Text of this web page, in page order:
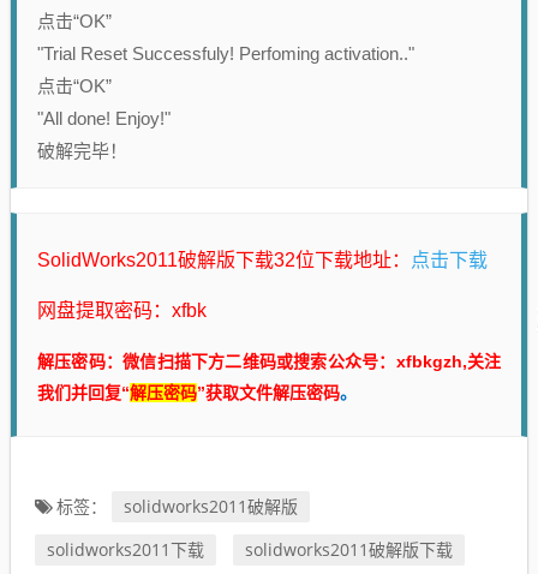
点击“OK”
"Trial Reset Successfuly! Perfoming activation.."
点击“OK”
"All done! Enjoy!"
破解完毕！
SolidWorks2011破解版下载32位下载地址： 点击下载
网盘提取密码：xfbk
解压密码：微信扫描下方二维码或搜索公众号：xfbkgzh,关注
我们并回复“解压密码”获取文件解压密码。
标签：
solidworks2011破解版
solidworks2011下载
solidworks2011破解版下载